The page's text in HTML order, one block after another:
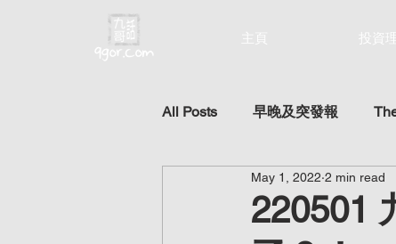
主頁 投資
All Posts 早晚及突發報
220501
May 1, 2022 2 min read